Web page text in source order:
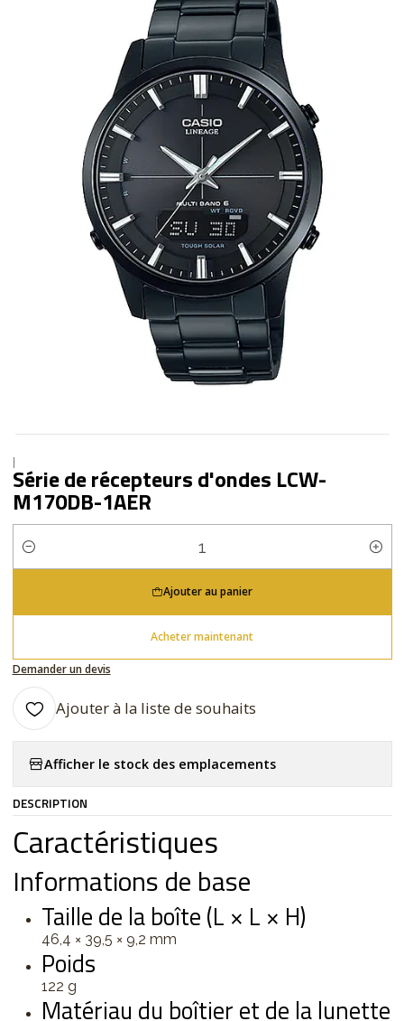
|
Série de récepteurs d'ondes LCW-
M170DB-1AER
Quantité
Ajouter au panier
Acheter maintenant
Demander un devis
Ajouter à la liste de souhaits
Afficher le stock des emplacements
DESCRIPTION
Caractéristiques
Informations de base
Taille de la boîte (L × L × H)
46,4 × 39,5 × 9,2 mm
Poids
122 g
Matériau du boîtier et de la lunette